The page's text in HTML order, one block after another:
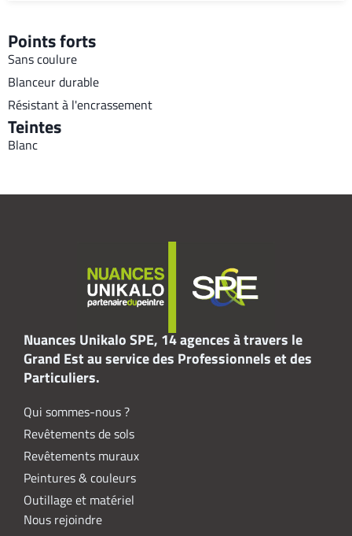
Points forts
Sans coulure
Blanceur durable
Résistant à l'encrassement
Teintes
Blanc
Nuances Unikalo SPE, 14 agences à travers le
Grand Est au service des Professionnels et des
Particuliers.
Qui sommes-nous ?
Revêtements de sols
Revêtements muraux
Peintures & couleurs
Outillage et matériel
Nous rejoindre